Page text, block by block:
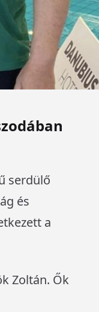
serdülő
és
a
Zoltán. Ők